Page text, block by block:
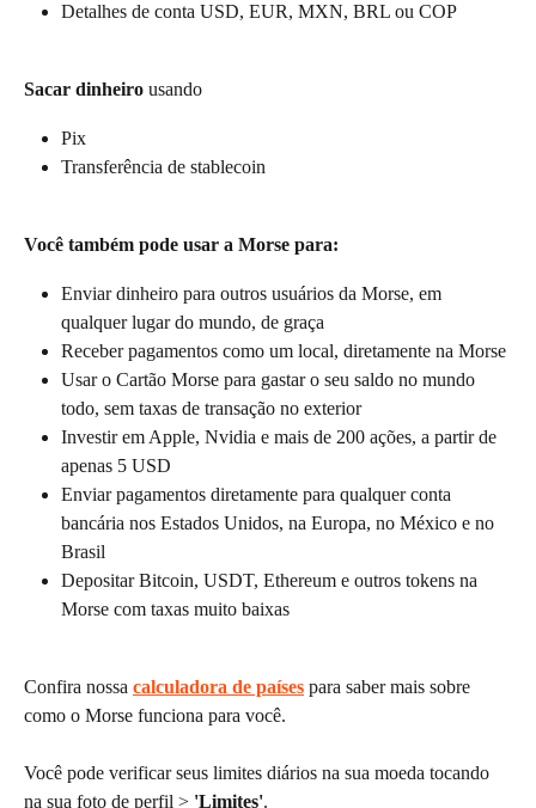
Detalhes de conta USD, EUR, MXN, BRL ou COP
Sacar dinheiro usando
Pix
Transferência de stablecoin
Você também pode usar a Morse para:
Enviar dinheiro para outros usuários da Morse, em
qualquer lugar do mundo, de graça
Receber pagamentos como um local, diretamente na Morse
Usar o Cartão Morse para gastar o seu saldo no mundo
todo, sem taxas de transação no exterior
Investir em Apple, Nvidia e mais de 200 ações, a partir de
apenas 5 USD
Enviar pagamentos diretamente para qualquer conta
bancária nos Estados Unidos, na Europa, no México e no
Brasil
Depositar Bitcoin, USDT, Ethereum e outros tokens na
Morse com taxas muito baixas
Confira nossa calculadora de países para saber mais sobre
como o Morse funciona para você.
Você pode verificar seus limites diários na sua moeda tocando
na sua foto de perfil > 'Limites'.